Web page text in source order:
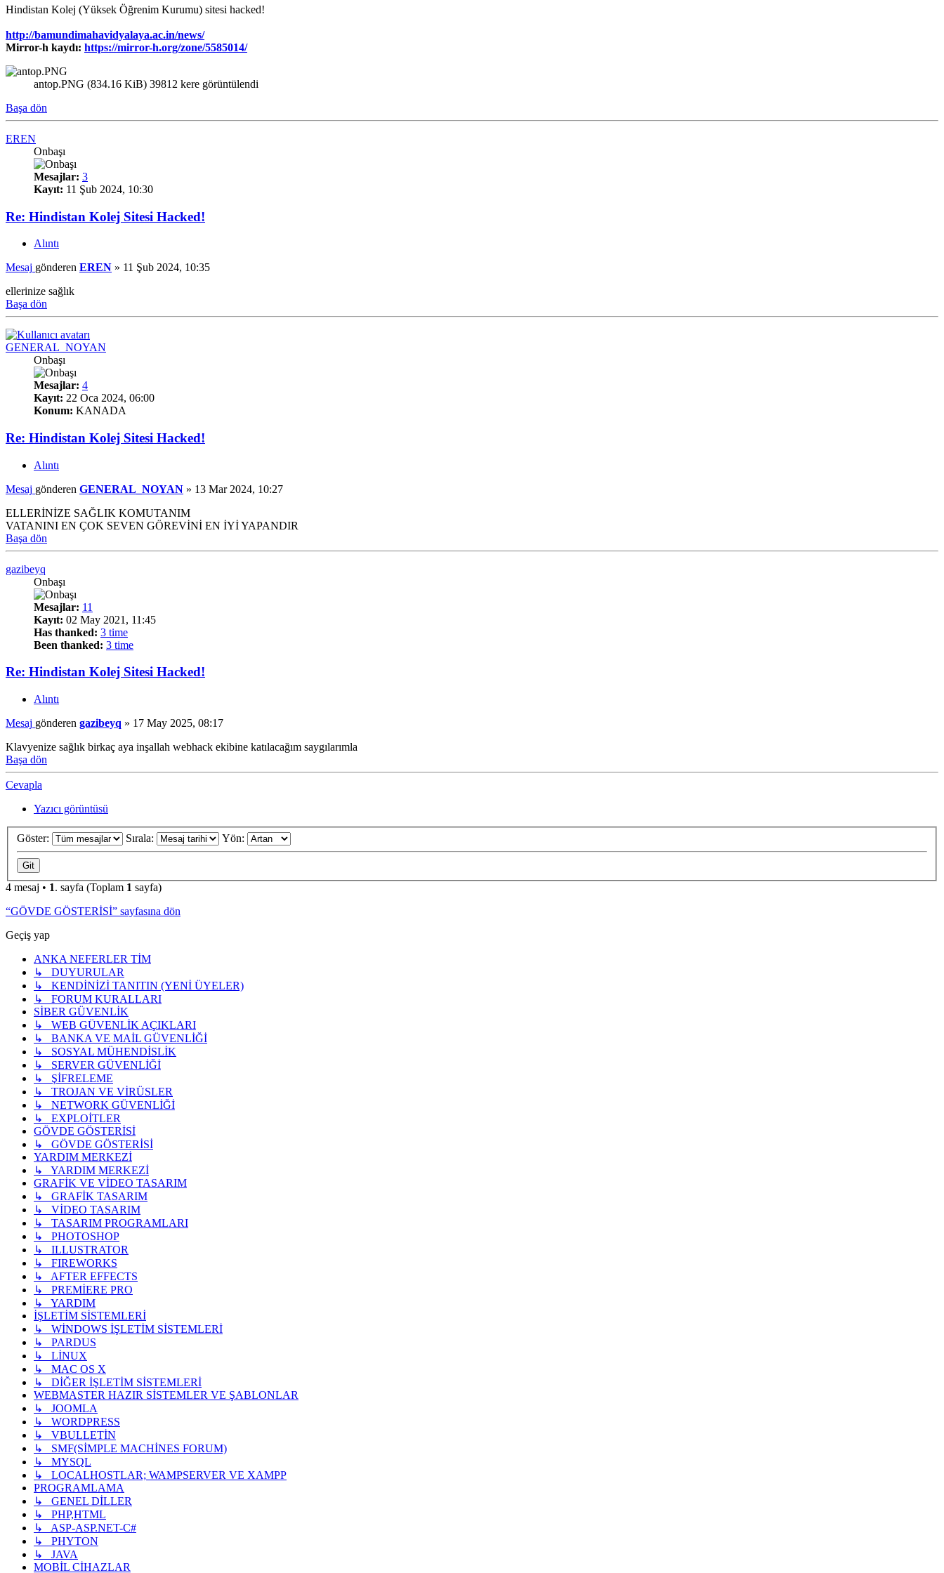
Hindistan Kolej (Yüksek Öğrenim Kurumu) sitesi hacked!
http://bamundimahavidyalaya.ac.in/news/
Mirror-h kaydı: https://mirror-h.org/zone/5585014/
antop.PNG (834.16 KiB) 39812 kere görüntülendi
Başa dön
EREN
Onbaşı
Mesajlar: 3
Kayıt: 11 Şub 2024, 10:30
Re: Hindistan Kolej Sitesi Hacked!
Alıntı
Mesaj gönderen EREN » 11 Şub 2024, 10:35
ellerinize sağlık
Başa dön
GENERAL_NOYAN
Onbaşı
Mesajlar: 4
Kayıt: 22 Oca 2024, 06:00
Konum: KANADA
Re: Hindistan Kolej Sitesi Hacked!
Alıntı
Mesaj gönderen GENERAL_NOYAN » 13 Mar 2024, 10:27
ELLERİNİZE SAĞLIK KOMUTANIM
VATANINI EN ÇOK SEVEN GÖREVİNİ EN İYİ YAPANDIR
Başa dön
gazibeyq
Onbaşı
Mesajlar: 11
Kayıt: 02 May 2021, 11:45
Has thanked: 3 time
Been thanked: 3 time
Re: Hindistan Kolej Sitesi Hacked!
Alıntı
Mesaj gönderen gazibeyq » 17 May 2025, 08:17
Klavyenize sağlık birkaç aya inşallah webhack ekibine katılacağım saygılarımla
Başa dön
Cevapla
Yazıcı görüntüsü
Göster: Sırala: Yön:
4 mesaj • 1. sayfa (Toplam 1 sayfa)
“GÖVDE GÖSTERİSİ” sayfasına dön
Geçiş yap
ANKA NEFERLER TİM
↳ DUYURULAR
↳ KENDİNİZİ TANITIN (YENİ ÜYELER)
↳ FORUM KURALLARI
SİBER GÜVENLİK
↳ WEB GÜVENLİK AÇIKLARI
↳ BANKA VE MAİL GÜVENLİĞİ
↳ SOSYAL MÜHENDİSLİK
↳ SERVER GÜVENLİĞİ
↳ ŞİFRELEME
↳ TROJAN VE VİRÜSLER
↳ NETWORK GÜVENLİĞİ
↳ EXPLOİTLER
GÖVDE GÖSTERİSİ
↳ GÖVDE GÖSTERİSİ
YARDIM MERKEZİ
↳ YARDIM MERKEZİ
GRAFİK VE VİDEO TASARIM
↳ GRAFİK TASARIM
↳ VİDEO TASARIM
↳ TASARIM PROGRAMLARI
↳ PHOTOSHOP
↳ ILLUSTRATOR
↳ FIREWORKS
↳ AFTER EFFECTS
↳ PREMİERE PRO
↳ YARDIM
İŞLETİM SİSTEMLERİ
↳ WİNDOWS İŞLETİM SİSTEMLERİ
↳ PARDUS
↳ LİNUX
↳ MAC OS X
↳ DİĞER İŞLETİM SİSTEMLERİ
WEBMASTER HAZIR SİSTEMLER VE ŞABLONLAR
↳ JOOMLA
↳ WORDPRESS
↳ VBULLETİN
↳ SMF(SİMPLE MACHİNES FORUM)
↳ MYSQL
↳ LOCALHOSTLAR; WAMPSERVER VE XAMPP
PROGRAMLAMA
↳ GENEL DİLLER
↳ PHP,HTML
↳ ASP-ASP.NET-C#
↳ PHYTON
↳ JAVA
MOBİL CİHAZLAR